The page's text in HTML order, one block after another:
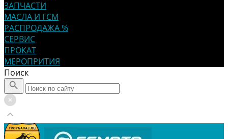
ЗАПЧАСТИ
МАСЛА И ГСМ
РАСПРОДАЖА %
СЕРВИС
ПРОКАТ
МЕРОПРИТИЯ
Поиск